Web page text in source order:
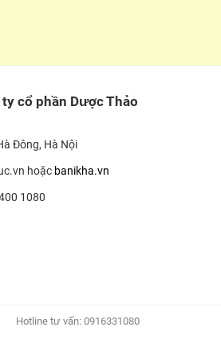
cổ phần Dược Thảo
Đông, Hà Nội
hoặc banikha.vn
1080
Hotline tư vấn: 0916331080